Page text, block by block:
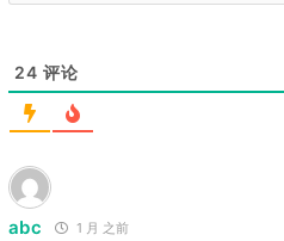
24 评论
abc 1 月 之前